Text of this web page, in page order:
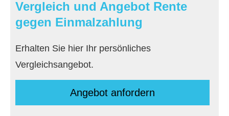
Vergleich und Angebot Rente
gegen Einmal­zahlung
Erhalten Sie hier Ihr persönliches
Vergleichsangebot.
An­ge­bot an­for­dern